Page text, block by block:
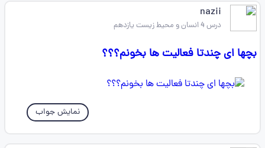
nazii
درس 4 انسان و محیط زیست یازدهم
بچها ای چندتا فعالیت ها بخونم؟؟؟
نمایش جواب